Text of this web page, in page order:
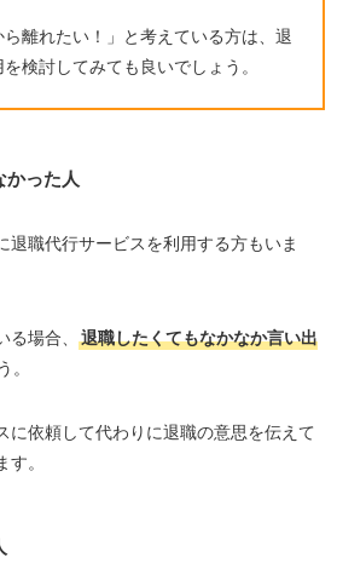
ら離れたい！」と考えている方は、退
検討してみても良いでしょう。
かった人
退職代行サービスを利用する方もいま
る場合、
退職したくてもなかなか言い出
。
に依頼して代わりに退職の意思を伝えて
。